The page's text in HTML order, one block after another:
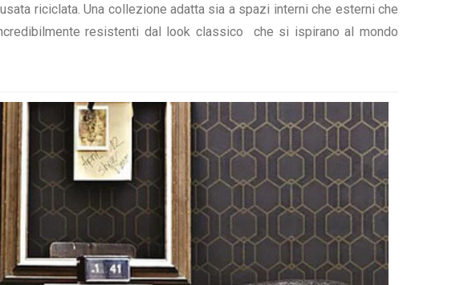
riciclata. Una collezione adatta sia a spazi interni che esterni che
resistenti dal look classico che si ispirano al mondo